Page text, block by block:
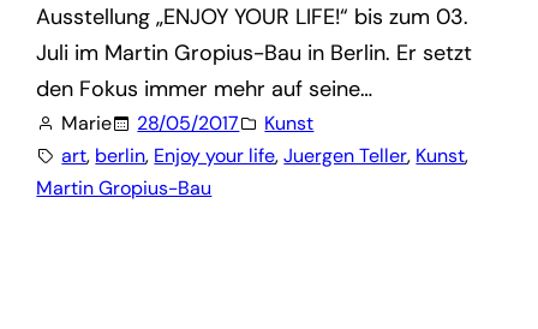
Ausstellung „ENJOY YOUR LIFE!“ bis zum 03.
Juli im Martin Gropius-Bau in Berlin. Er setzt
den Fokus immer mehr auf seine…
Marie 28/05/2017
Kunst
art, berlin, Enjoy your life, Juergen Teller, Kunst,
Martin Gropius-Bau